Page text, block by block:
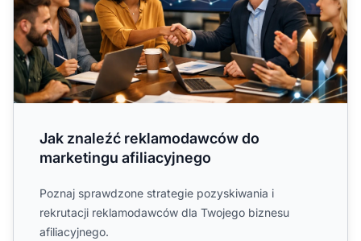
Jak znaleźć reklamodawców do
marketingu afiliacyjnego
Poznaj sprawdzone strategie pozyskiwania i
rekrutacji reklamodawców dla Twojego biznesu
afiliacyjnego.